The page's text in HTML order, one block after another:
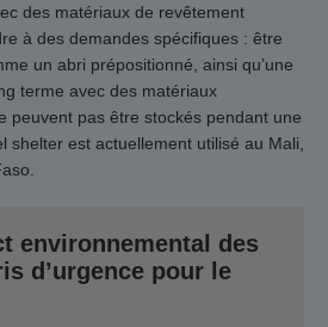
des matériaux de revêtement
à des demandes spécifiques : être
un abri prépositionné, ainsi qu’une
terme avec des matériaux
peuvent pas être stockés pendant une
shelter est actuellement utilisé au Mali,
environnemental des
d’urgence pour le